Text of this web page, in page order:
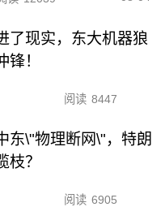
了现实，东大机器狼
锋！
阅读 8447
东\"物理断网\"，特朗
枝？
阅读 6905